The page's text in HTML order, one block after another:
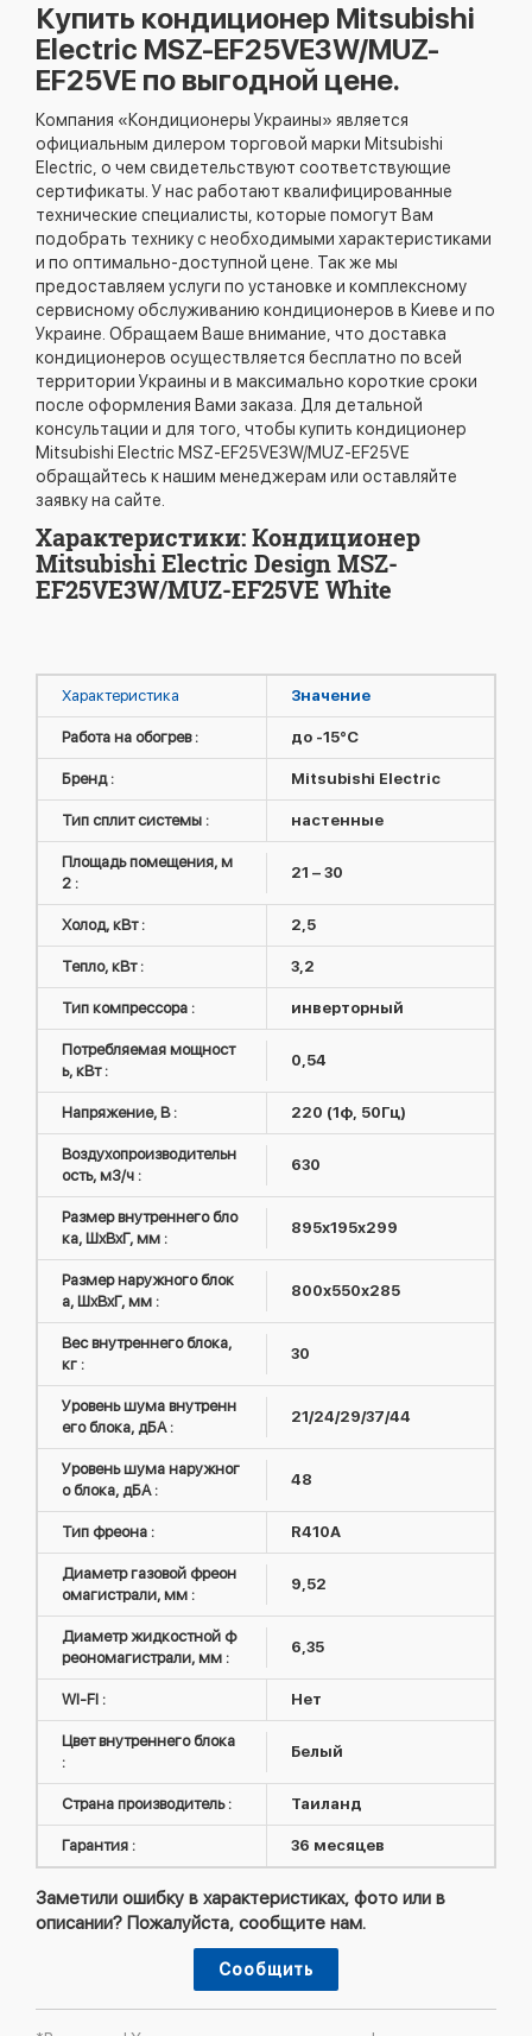
Купить кондиционер Mitsubishi
Electric MSZ-EF25VE3W/MUZ-
EF25VE по выгодной цене.
Компания «Кондиционеры Украины» является
официальным дилером торговой марки Mitsubishi
Electric, о чем свидетельствуют соответствующие
сертификаты. У нас работают квалифицированные
технические специалисты, которые помогут Вам
подобрать технику с необходимыми характеристиками
и по оптимально-доступной цене. Так же мы
предоставляем услуги по установке и комплексному
сервисному обслуживанию кондиционеров в Киеве и по
Украине. Обращаем Ваше внимание, что доставка
кондиционеров осуществляется бесплатно по всей
территории Украины и в максимально короткие сроки
после оформления Вами заказа. Для детальной
консультации и для того, чтобы купить кондиционер
Mitsubishi Electric MSZ-EF25VE3W/MUZ-EF25VE
обращайтесь к нашим менеджерам или оставляйте
заявку на сайте.
Характеристики: Кондиционер
Mitsubishi Electric Design MSZ-
EF25VE3W/MUZ-EF25VE White
Характеристика Значение
Работа на обогрев : до -15°C
Бренд : Mitsubishi Electric
Тип сплит системы : настенные
Площадь помещения, м
2 :
21 – 30
Холод, кВт : 2,5
Тепло, кВт : 3,2
Тип компрессора : инверторный
Потребляемая мощност
ь, кВт :
0,54
Напряжение, В : 220 (1ф, 50Гц)
Воздухопроизводительн
ость, м3/ч :
630
Размер внутреннего бло
ка, ШxВxГ, мм :
895х195х299
Размер наружного блок
а, ШxВxГ, мм :
800х550х285
Вес внутреннего блока,
кг :
30
Уровень шума внутренн
его блока, дБА :
21/24/29/37/44
Уровень шума наружног
о блока, дБА :
48
Тип фреона : R410А
Диаметр газовой фреон
омагистрали, мм :
9,52
Диаметр жидкостной ф
реономагистрали, мм :
6,35
WI-FI : Нет
Цвет внутреннего блока
:
Белый
Страна производитель : Таиланд
Гарантия : 36 месяцев
Заметили ошибку в характеристиках, фото или в
описании? Пожалуйста, сообщите нам.
Сообщить